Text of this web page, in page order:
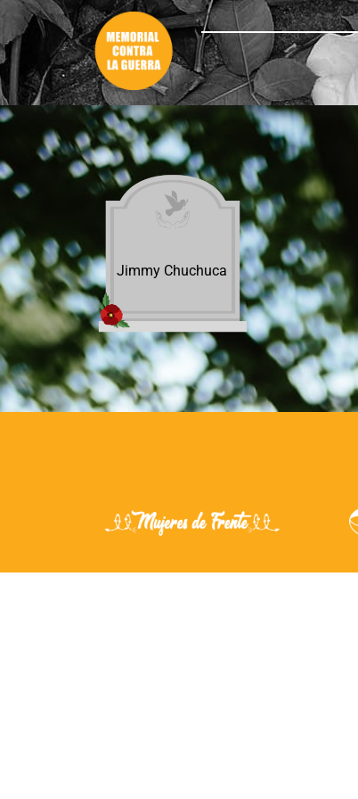
Jimmy Chuchuca